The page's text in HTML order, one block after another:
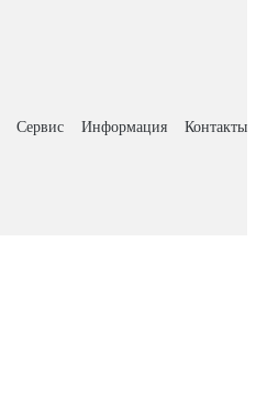
Сервис Информация Контакты